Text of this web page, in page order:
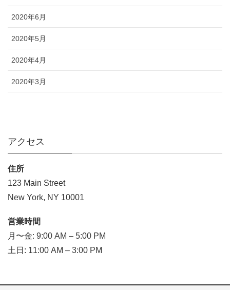
2020年6月
2020年5月
2020年4月
2020年3月
アクセス
住所
123 Main Street
New York, NY 10001
営業時間
月〜金: 9:00 AM – 5:00 PM
土日: 11:00 AM – 3:00 PM